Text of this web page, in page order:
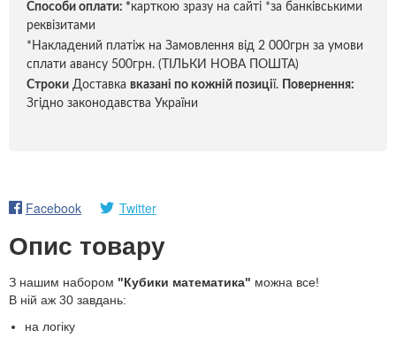
Способи оплати: *карткою зразу на сайті *за банківськими
реквізитами
*Накладений платіж на Замовлення від 2 000грн за умови
сплати авансу 500грн. (ТІЛЬКИ НОВА ПОШТА)
Строки Доставка вказані по кожній позиції.
Повернення:
Згідно законодавства України
Facebook Twitter
Опис товару
З нашим набором "Кубики математика" можна все!
В ній аж 30 завдань:
на логіку